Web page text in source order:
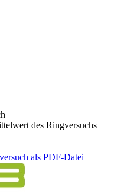
des Ringversuchs
als PDF-Datei